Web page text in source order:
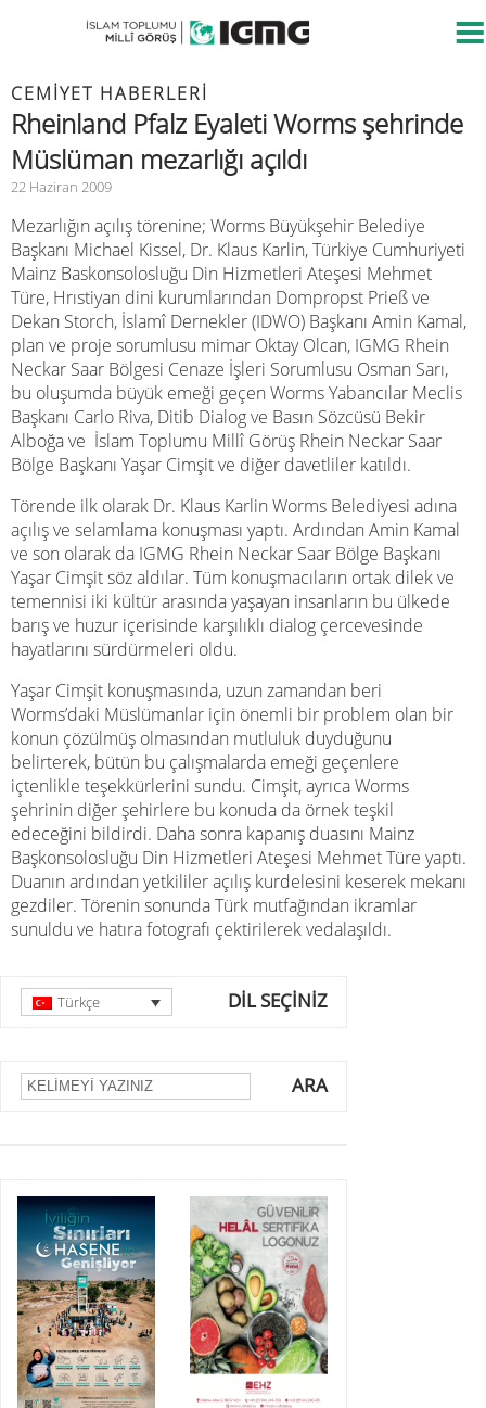
CEMIYET HABERLERI
Rheinland Pfalz Eyaleti Worms şehrinde
Müslüman mezarlığı açıldı
22 Haziran 2009
Mezarlığın açılış törenine; Worms Büyükşehir Belediye
Başkanı Michael Kissel, Dr. Klaus Karlin, Türkiye Cumhuriyeti
Mainz Baskonsolosluğu Din Hizmetleri Ateşesi Mehmet
Türe, Hrıstiyan dini kurumlarından Dompropst Prieß ve
Dekan Storch, İslamî Dernekler (IDWO) Başkanı Amin Kamal,
plan ve proje sorumlusu mimar Oktay Olcan, IGMG Rhein
Neckar Saar Bölgesi Cenaze İşleri Sorumlusu Osman Sarı,
bu oluşumda büyük emeği geçen Worms Yabancılar Meclis
Başkanı Carlo Riva, Ditib Dialog ve Basın Sözcüsü Bekir
Alboğa ve İslam Toplumu Millî Görüş Rhein Neckar Saar
Bölge Başkanı Yaşar Cimşit ve diğer davetliler katıldı.
Törende ilk olarak Dr. Klaus Karlin Worms Belediyesi adına
açılış ve selamlama konuşması yaptı. Ardından Amin Kamal
ve son olarak da IGMG Rhein Neckar Saar Bölge Başkanı
Yaşar Cimşit söz aldılar. Tüm konuşmacıların ortak dilek ve
temennisi iki kültür arasında yaşayan insanların bu ülkede
barış ve huzur içerisinde karşılıklı dialog çercevesinde
hayatlarını sürdürmeleri oldu.
Yaşar Cimşit konuşmasında, uzun zamandan beri
Worms’daki Müslümanlar için önemli bir problem olan bir
konun çözülmüş olmasından mutluluk duyduğunu
belirterek, bütün bu çalışmalarda emeği geçenlere
içtenlikle teşekkürlerini sundu. Cimşit, ayrıca Worms
şehrinin diğer şehirlere bu konuda da örnek teşkil
edeceğini bildirdi. Daha sonra kapanış duasını Mainz
Başkonsolosluğu Din Hizmetleri Ateşesi Mehmet Türe yaptı.
Duanın ardından yetkililer açılış kurdelesini keserek mekanı
gezdiler. Törenin sonunda Türk mutfağından ikramlar
sunuldu ve hatıra fotografı çektirilerek vedalaşıldı.
DİL SEÇİNİZ
Türkçe
ARA